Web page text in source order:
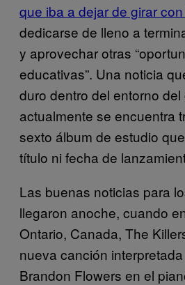
que iba a dejar de girar
dedicarse de lleno a
y aprovechar otras
educativas”. Una noticia
duro dentro del entorno
actualmente se encuentra
sexto álbum de estudio
título ni fecha de
Las buenas noticias para
llegaron anoche, cuando
Ontario, Canada, The
nueva canción
Brandon Flowers en el